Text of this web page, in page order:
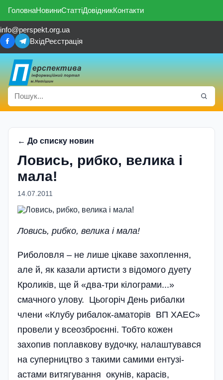
ГоловнаНовиниСтаттіДовідникКонтакти
info@perspekt.org.ua
ВхідРеєстрація
← До списку новин
Ловись, рибко, велика і
мала!
14.07.2011
Ловись, рибко, велика і мала!
Риболовля – не лише цікаве захоплення,
але й, як казали артисти з відомого дуету
Кроликів, ще й «два-три кілограми...»
смачного улову. Цьогоріч День рибалки
члени «Клубу рибалок-аматорів ВП ХАЕС»
провели у всеозброєнні. Тобто кожен
захопив поплавкову вудочку, налаштувався
на суперництво з такими самими ентузі­
астами витягування окунів, карасів,